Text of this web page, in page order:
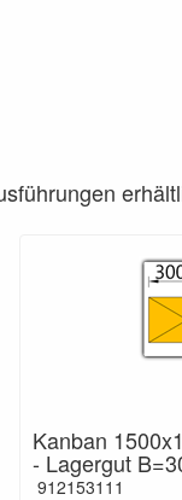
Kanban
- Lagergut
912153111